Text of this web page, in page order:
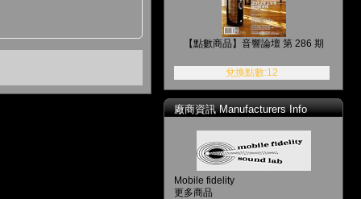
【點數商品】音響論壇 第 286 期
兌換點數:12
廠商資訊 Manufacturers Info
Mobile fidelity
更多商品